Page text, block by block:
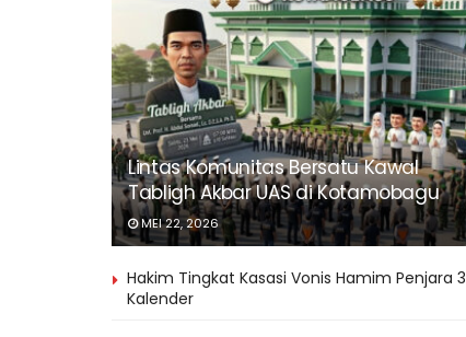
Lintas Komunitas Bersatu Kawal
Tabligh Akbar UAS di Kotamobagu
MEI 22, 2026
Hakim Tingkat Kasasi Vonis Hamim Penjara 3
Kalender